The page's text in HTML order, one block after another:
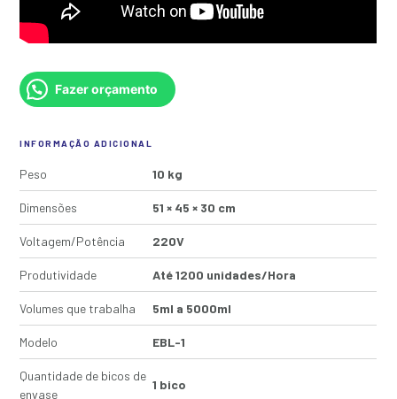
Fazer orçamento
INFORMAÇÃO ADICIONAL
Peso 10 kg
Dimensões 51 × 45 × 30 cm
Voltagem/Potência 220V
Produtividade Até 1200 unidades/Hora
Volumes que trabalha 5ml a 5000ml
Modelo EBL-1
Quantidade de bicos de
envase
1 bico